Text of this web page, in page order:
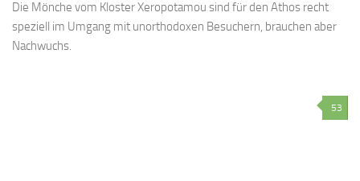
Die Mönche vom Kloster Xeropotamou sind für den Athos recht
speziell im Umgang mit unorthodoxen Besuchern, brauchen aber
Nachwuchs.
53